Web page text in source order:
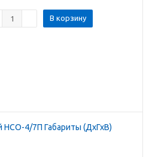
В корзину
4/7П Габариты (ДхГхВ)